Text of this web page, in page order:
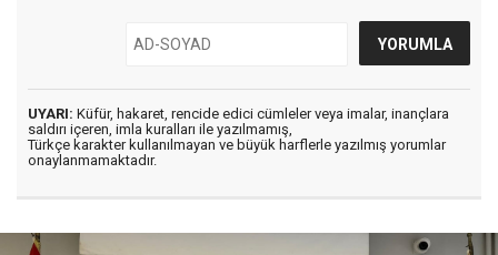
UYARI: Küfür, hakaret, rencide edici cümleler veya imalar, inançlara
saldırı içeren, imla kuralları ile yazılmamış,
Türkçe karakter kullanılmayan ve büyük harflerle yazılmış yorumlar
onaylanmamaktadır.